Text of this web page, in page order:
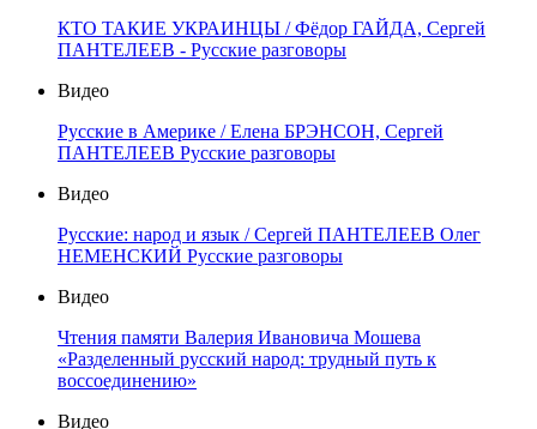
КТО ТАКИЕ УКРАИНЦЫ / Фёдор ГАЙДА, Сергей
ПАНТЕЛЕЕВ - Русские разговоры
Видео
Русские в Америке / Елена БРЭНСОН, Сергей
ПАНТЕЛЕЕВ Русские разговоры
Видео
Русские: народ и язык / Сергей ПАНТЕЛЕЕВ Олег
НЕМЕНСКИЙ Русские разговоры
Видео
Чтения памяти Валерия Ивановича Мошева
«Разделенный русский народ: трудный путь к
воссоединению»
Видео